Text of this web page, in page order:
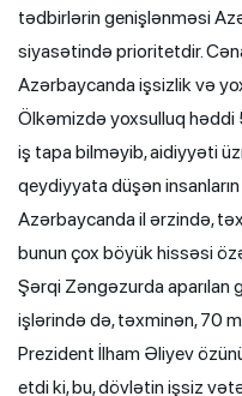
tədbirlərin genişlənməsi
siyasətində prioritetdir.
Azərbaycanda işsizlik və
Ölkəmizdə yoxsulluq həddi
iş tapa bilməyib, aidiyyəti
qeydiyyata düşən
Azərbaycanda il ərzində,
bunun çox böyük hissəsi
Şərqi Zəngəzurda aparılan
işlərində də, təxminən, 70
Prezident İlham Əliyev
etdi ki, bu, dövlətin işsiz